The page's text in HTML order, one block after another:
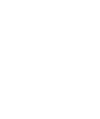
activos,
Existe la
estas